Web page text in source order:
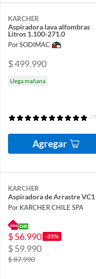
KARCHER
Aspiradora lava alfombras
Litros 1.100-271.0
Por SODIMAC
$ 499.990
Llega mañana
(7)
Agregar
KARCHER
Aspiradora de Arrastre VC1
Por KARCHER CHILE SPA
$ 56.990 -35%
$ 59.990
$ 87.990